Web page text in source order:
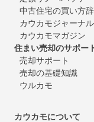
中古住宅の買い方
カウカモジャーナル
カウカモマガジン
住まい売却のサポー
売却サポート
売却の基礎知識
ウルカモ
カウカモについて